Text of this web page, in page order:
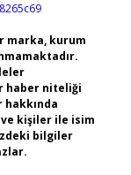
marka, kurum
haber niteliği
ve kişiler ile isim
bilgiler